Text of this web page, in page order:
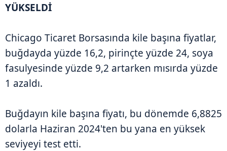
YÜKSELDİ
Chicago Ticaret Borsasında kile başına fiyatlar,
buğdayda yüzde 16,2, pirinçte yüzde 24, soya
fasulyesinde yüzde 9,2 artarken mısırda yüzde
1 azaldı.
Buğdayın kile başına fiyatı, bu dönemde 6,8825
dolarla Haziran 2024'ten bu yana en yüksek
seviyeyi test etti.